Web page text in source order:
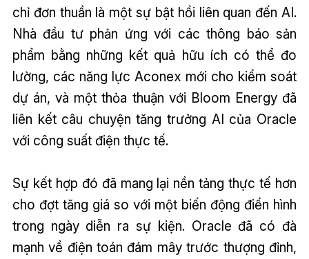
chỉ đơn thuần là một sự bật hồi liên quan đến AI.
Nhà đầu tư phản ứng với các thông báo sản
phẩm bằng những kết quả hữu ích có thể đo
lường, các năng lực Aconex mới cho kiểm soát
dự án, và một thỏa thuận với Bloom Energy đã
liên kết câu chuyện tăng trưởng AI của Oracle
với công suất điện thực tế.
Sự kết hợp đó đã mang lại nền tảng thực tế hơn
cho đợt tăng giá so với một biến động điển hình
trong ngày diễn ra sự kiện. Oracle đã có đà
mạnh về điện toán đám mây trước thượng đỉnh,